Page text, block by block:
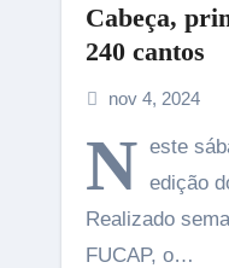
Cabeça,
240 cantos
nov 4, 2024
N este
edição
Realizado
FUCAP, o…